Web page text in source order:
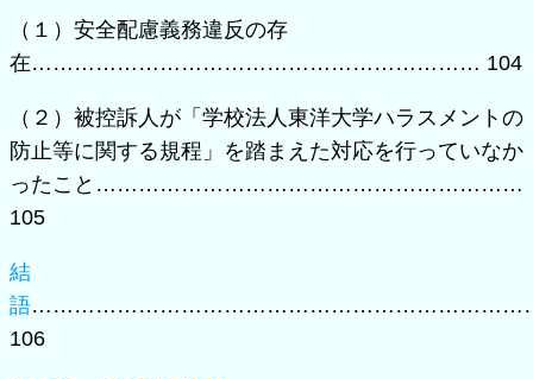
（１）安全配慮義務違反の存
在……………………………………………………… 104
（２）被控訴人が「学校法人東洋大学ハラスメントの
防止等に関する規程」を踏まえた対応を行っていなか
ったこと……………………………………………………
105
結
語
106